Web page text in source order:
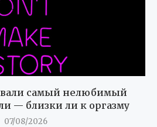
самый нелюбимый
— близки ли к оргазму
07/08/2026